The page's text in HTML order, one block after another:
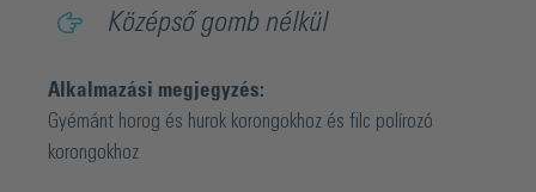
Középső gomb nélkül
Alkalmazási megjegyzés:
Gyémánt horog és hurok korongokhoz és filc polírozó
korongokhoz